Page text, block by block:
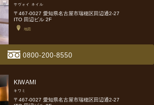
サヴォイ ネイル
〒467-0027 愛知県名古屋市瑞穂区田辺通2-27
ITO 田辺ビル 2F
地図
0800-200-8550
KIWAMI
キワミ
〒467-0027 愛知県名古屋市瑞穂区田辺通2-27